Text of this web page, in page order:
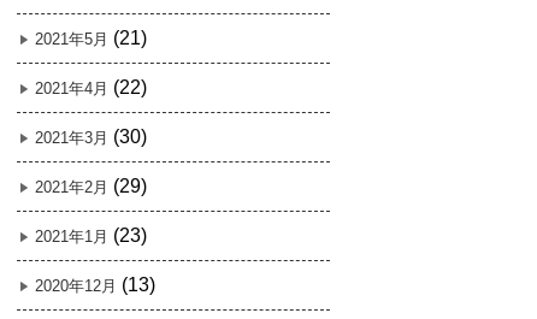
2021年5月 (21)
2021年4月 (22)
2021年3月 (30)
2021年2月 (29)
2021年1月 (23)
2020年12月 (13)